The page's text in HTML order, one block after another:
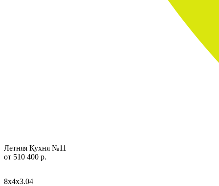
Летняя Кухня №11
от 510 400 р.
8х4х3.04